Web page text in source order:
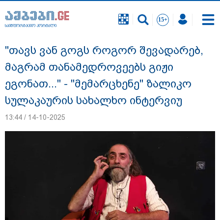
საინფორმაციო პორტალი
"სანაპირო რაიონებში მოსალოდნელია
წვიმა" - გარემოს ეროვნული სააგენტოს
გაფრთხილება: რომელ რეგიონებში უნდა
ველოდოთ ელჭექს, სეტყვასა და ქარის
საინფორმაციო პორტალი
"თავს ვან გოგს როგორ შევადარებ,
მაგრამ თანამედროვეებს გიჟი
ეგონათ..." - "მემარცხენე" ზალიკო
სულაკაურის სახალხო ინტერვიუ
13:44 / 14-10-2025